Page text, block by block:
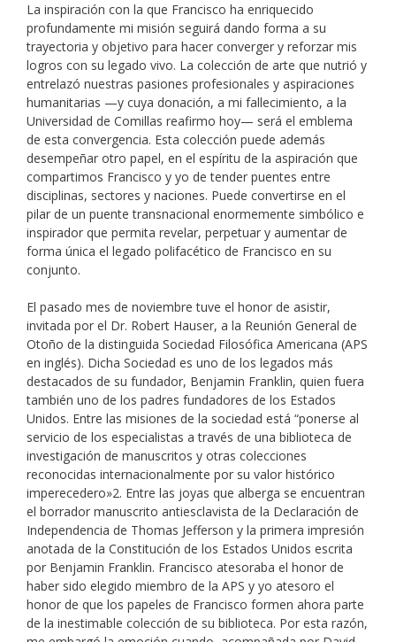
La inspiración con la que Francisco ha enriquecido
profundamente mi misión seguirá dando forma a su
trayectoria y objetivo para hacer converger y reforzar mis
logros con su legado vivo. La colección de arte que nutrió y
entrelazó nuestras pasiones profesionales y aspiraciones
humanitarias —y cuya donación, a mi fallecimiento, a la
Universidad de Comillas reafirmo hoy— será el emblema
de esta convergencia. Esta colección puede además
desempeñar otro papel, en el espíritu de la aspiración que
compartimos Francisco y yo de tender puentes entre
disciplinas, sectores y naciones. Puede convertirse en el
pilar de un puente transnacional enormemente simbólico e
inspirador que permita revelar, perpetuar y aumentar de
forma única el legado polifacético de Francisco en su
conjunto.
El pasado mes de noviembre tuve el honor de asistir,
invitada por el Dr. Robert Hauser, a la Reunión General de
Otoño de la distinguida Sociedad Filosófica Americana (APS
en inglés). Dicha Sociedad es uno de los legados más
destacados de su fundador, Benjamin Franklin, quien fuera
también uno de los padres fundadores de los Estados
Unidos. Entre las misiones de la sociedad está “ponerse al
servicio de los especialistas a través de una biblioteca de
investigación de manuscritos y otras colecciones
reconocidas internacionalmente por su valor histórico
imperecedero»2. Entre las joyas que alberga se encuentran
el borrador manuscrito antiesclavista de la Declaración de
Independencia de Thomas Jefferson y la primera impresión
anotada de la Constitución de los Estados Unidos escrita
por Benjamin Franklin. Francisco atesoraba el honor de
haber sido elegido miembro de la APS y yo atesoro el
honor de que los papeles de Francisco formen ahora parte
de la inestimable colección de su biblioteca. Por esta razón,